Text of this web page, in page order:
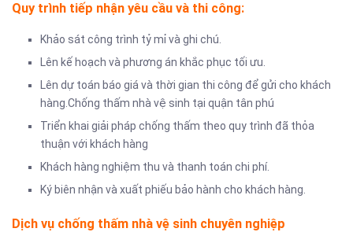
Quy trình tiếp nhận yêu cầu và thi công:
Khảo sát công trình tỷ mỉ và ghi chú.
Lên kế hoạch và phương án khắc phục tối ưu.
Lên dự toán báo giá và thời gian thi công để gửi cho khách
hàng.Chống thấm nhà vệ sinh tại quận tân phú
Triển khai giải pháp chống thấm theo quy trình đã thỏa
thuận với khách hàng
Khách hàng nghiệm thu và thanh toán chi phí.
Ký biên nhận và xuất phiếu bảo hành cho khách hàng.
Dịch vụ chống thấm nhà vệ sinh chuyên nghiệp